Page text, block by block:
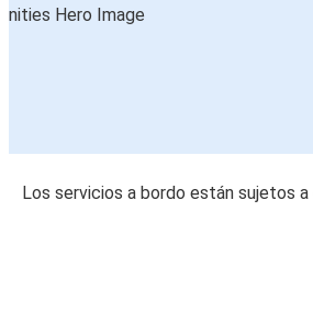
Los servicios a bordo están sujetos a